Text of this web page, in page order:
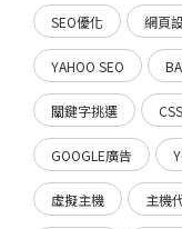
SEO優化 網頁
YAHOO SEO
關鍵字挑選 CSS
GOOGLE廣告
虛擬主機 主機